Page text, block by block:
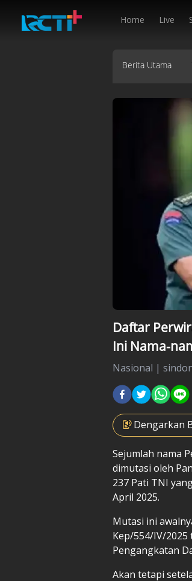
Home Live
Berita Utama
Daftar
Ini Nama-
Nasional |
Dengarkan
Sejumlah nama
dimutasi oleh
237 Pati TNI
April 2025.
Mutasi ini
Kep/554/IV/
Pengangkatan
Akan tetapi